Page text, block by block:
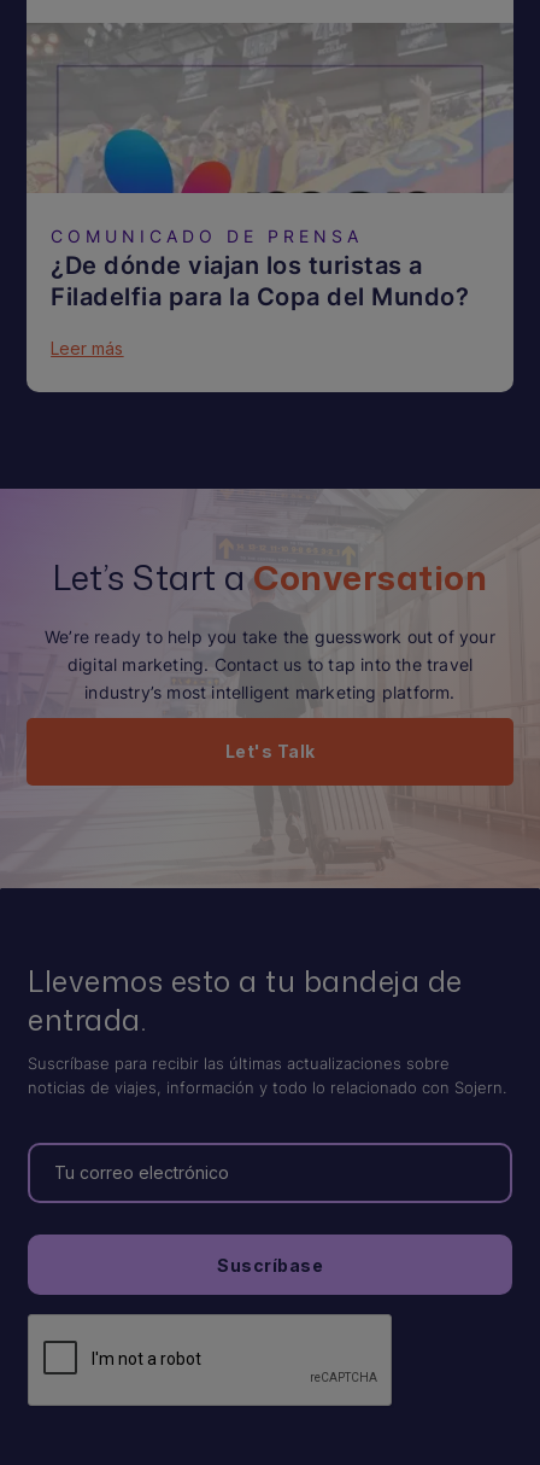
COMUNICADO DE PRENSA
¿De dónde viajan los turistas a
Filadelfia para la Copa del Mundo?
Leer más
Let’s Start a Conversation
We’re ready to help you take the guesswork out of your
digital marketing. Contact us to tap into the travel
industry’s most intelligent marketing platform.
Let's Talk
Llevemos esto a tu bandeja de
entrada.
Suscríbase para recibir las últimas actualizaciones sobre
noticias de viajes, información y todo lo relacionado con Sojern.